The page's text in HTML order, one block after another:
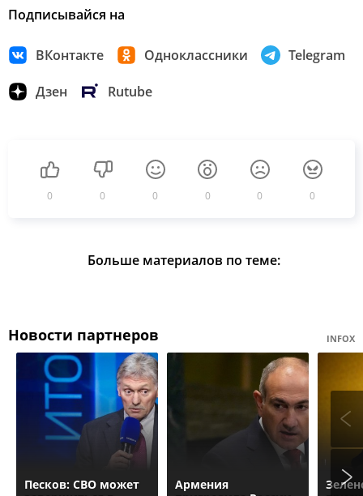
Подписывайся на
ВКонтакте Одноклассники Telegram
Дзен Rutube
0 0 0 0 0 0
Больше материалов по теме:
Новости партнеров INFOX
Песков: СВО может
Армения